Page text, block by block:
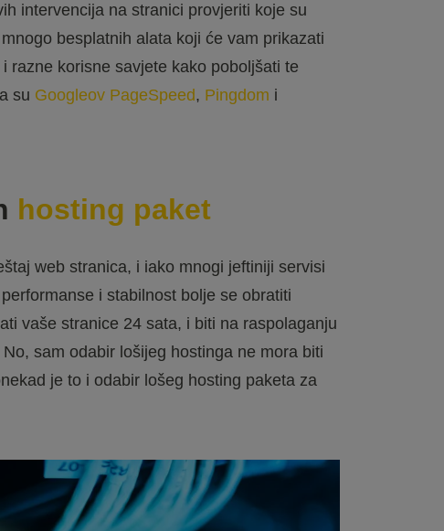
intervencija na stranici provjeriti koje su
besplatnih alata koji će vam prikazati
razne korisne savjete kako poboljšati te
su Googleov PageSpeed, Pingdom i
hosting paket
web stranica, i iako mnogi jeftiniji servisi
i stabilnost bolje se obratiti
vaše stranice 24 sata, i biti na raspolaganju
sam odabir lošijeg hostinga ne mora biti
je to i odabir lošeg hosting paketa za